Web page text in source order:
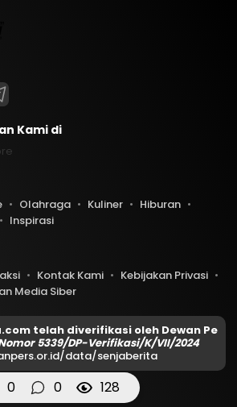
0 0 128
Kami di
Olahraga Kuliner
Hiburan
Inspirasi
Kontak Kami
Kebijakan Privasi
Media Siber
telah diverifikasi oleh Dewan Pe
5339/DP-Verifikasi/K/VII/2024
data/senjaberita